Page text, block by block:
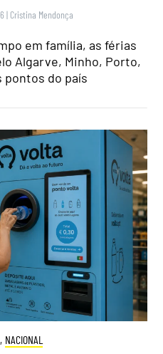
| Cristina Mendonça
em família, as férias
Algarve, Minho, Porto,
pontos do país
, NACIONAL